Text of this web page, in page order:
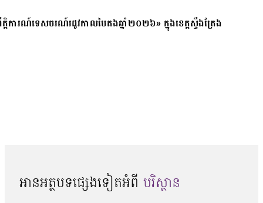
ារណ៍ទេសចរណ៍រដូវកាលបៃតងឆ្នាំ២០២៦» ក្នុងខេត្តស្ទឹងត្រែង
អានអត្ថបទផ្សេងទៀតអំពី បរិស្ថាន